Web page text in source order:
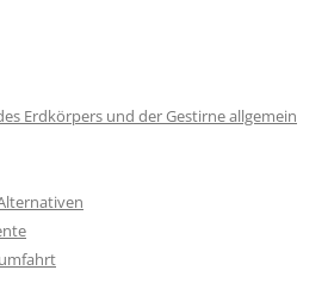
Erdkörpers und der Gestirne allgemein